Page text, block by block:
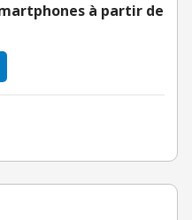
à partir de